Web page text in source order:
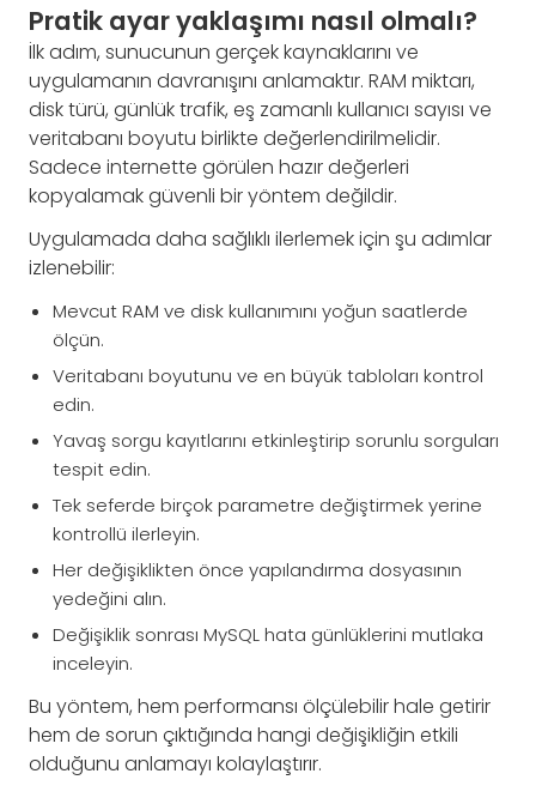
Pratik ayar yaklaşımı nasıl olmalı?
İlk adım, sunucunun gerçek kaynaklarını ve
uygulamanın davranışını anlamaktır. RAM miktarı,
disk türü, günlük trafik, eş zamanlı kullanıcı sayısı ve
veritabanı boyutu birlikte değerlendirilmelidir.
Sadece internette görülen hazır değerleri
kopyalamak güvenli bir yöntem değildir.
Uygulamada daha sağlıklı ilerlemek için şu adımlar
izlenebilir:
Mevcut RAM ve disk kullanımını yoğun saatlerde
ölçün.
Veritabanı boyutunu ve en büyük tabloları kontrol
edin.
Yavaş sorgu kayıtlarını etkinleştirip sorunlu sorguları
tespit edin.
Tek seferde birçok parametre değiştirmek yerine
kontrollü ilerleyin.
Her değişiklikten önce yapılandırma dosyasının
yedeğini alın.
Değişiklik sonrası MySQL hata günlüklerini mutlaka
inceleyin.
Bu yöntem, hem performansı ölçülebilir hale getirir
hem de sorun çıktığında hangi değişikliğin etkili
olduğunu anlamayı kolaylaştırır.